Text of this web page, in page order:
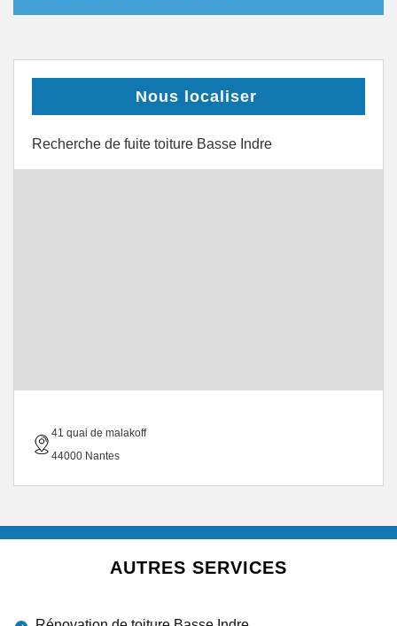
Nous localiser
Recherche de fuite toiture Basse Indre
41 quai de malakoff
44000 Nantes
AUTRES SERVICES